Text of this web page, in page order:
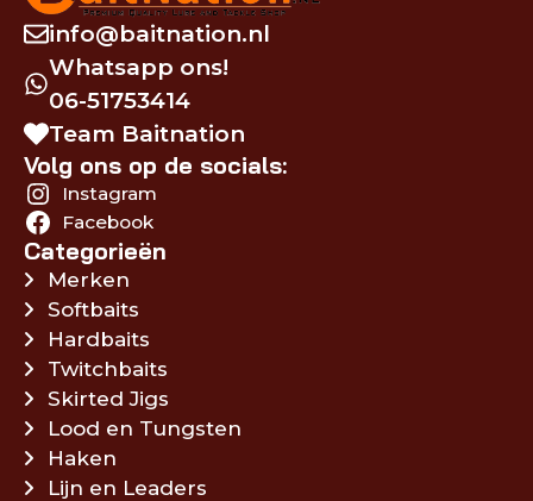
info@baitnation.nl
Whatsapp ons!
06-51753414
Team Baitnation
Volg ons op de socials:
Instagram
Facebook
Categorieën
Merken
Softbaits
Hardbaits
Twitchbaits
Skirted Jigs
Lood en Tungsten
Haken
Lijn en Leaders